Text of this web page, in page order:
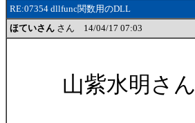
RE:07354 dllfunc関数用のDLL
ほていさん さん 14/04/17 07:03
山紫水明さん